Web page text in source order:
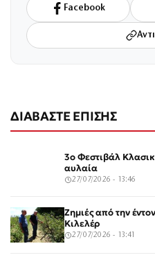
Facebook
ΔΙΑΒΑΣΤΕ ΕΠΙΣΗΣ
3ο Φεστιβάλ
αυλαία
27/07/2026 - 13:46
Ζημιές από την
Κιλελέρ
27/07/2026 - 13:41